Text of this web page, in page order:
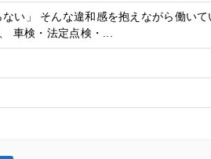
い」 そんな違和感を抱えながら働い
車検・法定点検・...